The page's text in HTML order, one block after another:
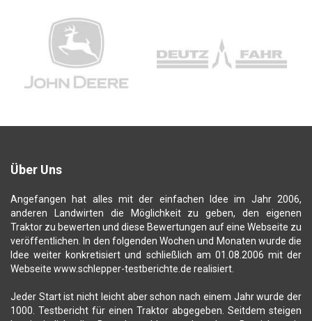
Über Uns
Angefangen hat alles mit der einfachen Idee im Jahr 2006,
anderen Landwirten die Möglichkeit zu geben, den eigenen
Traktor zu bewerten und diese Bewertungen auf eine Webseite zu
veröffentlichen. In den folgenden Wochen und Monaten wurde die
Idee weiter konkretisiert und schließlich am 01.08.2006 mit der
Webseite www.schlepper-testberichte.de realisiert.
Jeder Start ist nicht leicht aber schon nach einem Jahr wurde der
1000. Testbericht für einen Traktor abgegeben. Seitdem steigen